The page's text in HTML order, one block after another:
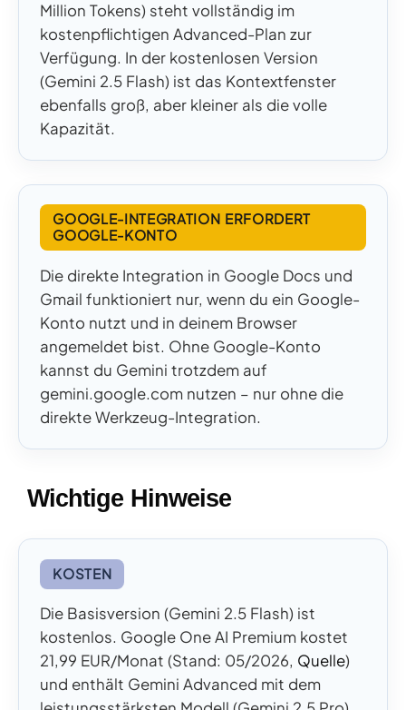
Million Tokens) steht vollständig im
kostenpflichtigen Advanced-Plan zur
Verfügung. In der kostenlosen Version
(Gemini 2.5 Flash) ist das Kontextfenster
ebenfalls groß, aber kleiner als die volle
Kapazität.
GOOGLE-INTEGRATION ERFORDERT
GOOGLE-KONTO
Die direkte Integration in Google Docs und
Gmail funktioniert nur, wenn du ein Google-
Konto nutzt und in deinem Browser
angemeldet bist. Ohne Google-Konto
kannst du Gemini trotzdem auf
gemini.google.com nutzen – nur ohne die
direkte Werkzeug-Integration.
Wichtige Hinweise
KOSTEN
Die Basisversion (Gemini 2.5 Flash) ist
kostenlos. Google One AI Premium kostet
21,99 EUR/Monat (Stand: 05/2026, Quelle)
und enthält Gemini Advanced mit dem